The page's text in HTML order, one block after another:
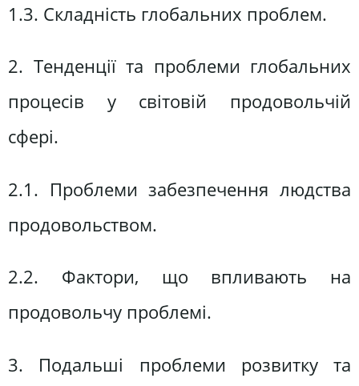
1.3. Складність глобальних проблем.
2. Тенденції та проблеми глобальних
процесів у світовій продовольчій
сфері.
2.1. Проблеми забезпечення людства
продовольством.
2.2. Фактори, що впливають на
продовольчу проблемі.
3. Подальші проблеми розвитку та